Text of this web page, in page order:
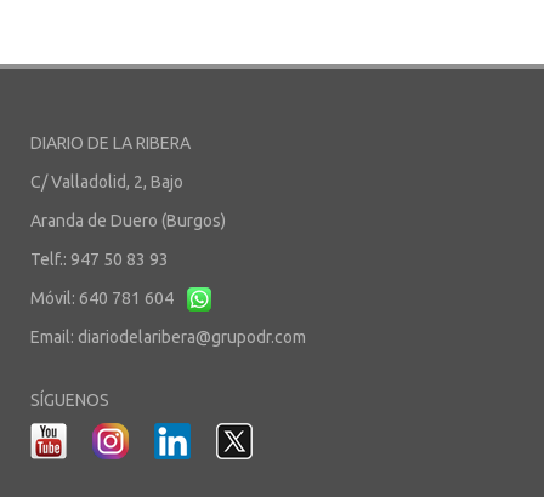
DIARIO DE LA RIBERA
C/ Valladolid, 2, Bajo
Aranda de Duero (Burgos)
Telf.: 947 50 83 93
Móvil: 640 781 604
Email: diariodelaribera@grupodr.com
SÍGUENOS